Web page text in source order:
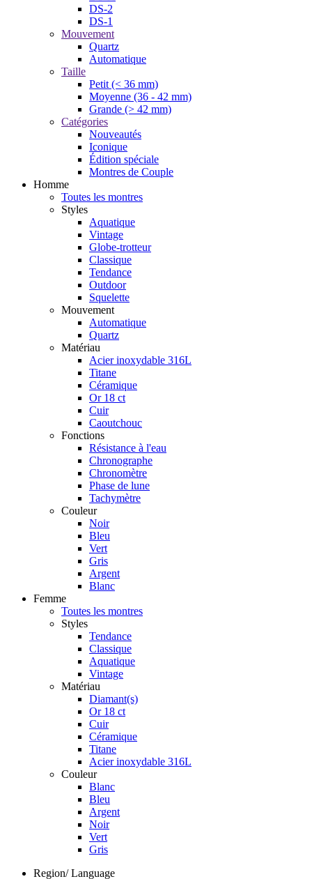
DS-2
DS-1
Mouvement
Quartz
Automatique
Taille
Petit (< 36 mm)
Moyenne (36 - 42 mm)
Grande (> 42 mm)
Catégories
Nouveautés
Iconique
Édition spéciale
Montres de Couple
Homme
Toutes les montres
Styles
Aquatique
Vintage
Globe-trotteur
Classique
Tendance
Outdoor
Squelette
Mouvement
Automatique
Quartz
Matériau
Acier inoxydable 316L
Titane
Céramique
Or 18 ct
Cuir
Caoutchouc
Fonctions
Résistance à l'eau
Chronographe
Chronomètre
Phase de lune
Tachymètre
Couleur
Noir
Bleu
Vert
Gris
Argent
Blanc
Femme
Toutes les montres
Styles
Tendance
Classique
Aquatique
Vintage
Matériau
Diamant(s)
Or 18 ct
Cuir
Céramique
Titane
Acier inoxydable 316L
Couleur
Blanc
Bleu
Argent
Noir
Vert
Gris
Region/ Language